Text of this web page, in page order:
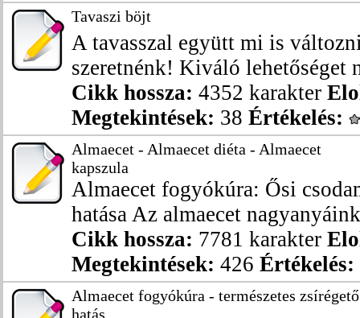
Tavaszi böjt
A tavasszal együtt mi is
szeretnénk! Kiváló lehetőséget
Cikk hossza: 4352 karakter
Megtekintések: 38 Értékelés:
Almaecet - Almaecet diéta - Almaecet
kapszula
Almaecet fogyókúra: Ősi
hatása Az almaecet
Cikk hossza: 7781 karakter
Megtekintések: 426 Értékelés:
Almaecet fogyókúra - természetes zsírégető
hatás